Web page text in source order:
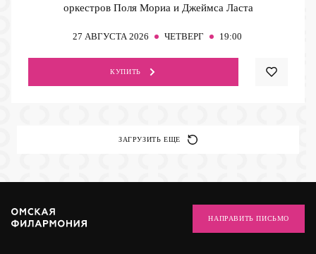
оркестров Поля Мориа и Джеймса Ласта
27 АВГУСТА 2026 ЧЕТВЕРГ 19:00
КУПИТЬ
ЗАГРУЗИТЬ ЕЩЕ
НАПРАВИТЬ ПИСЬМО